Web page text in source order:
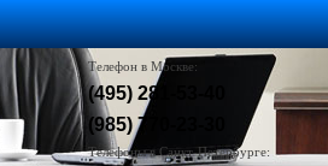
Телефон в Москве:
(495) 281-53-40
(985) 770-23-30
Телефоны в Санкт-Петербурге: